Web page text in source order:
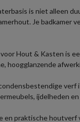
is niet alleen
Je badkamer
Hout & Kasten is
hoogglanzende
ijdelheden
en praktische houtverf